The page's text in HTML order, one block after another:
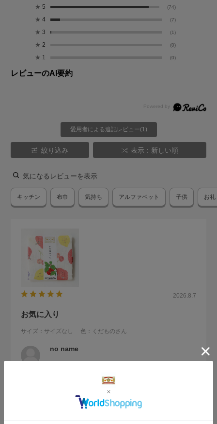
★ 5 (74)
★ 4 (7)
★ 3 (1)
★ 2 (0)
★ 1 (0)
レビューのAI要約
愛用者による追記レビュー(1)
絞り込み 表示：新しい順
気になるレビューを表示
キッチン 布巾 気持ち アルファベット 子供 お礼
2026.8.7
お気に入り
サイズ：サイズなし 色：くだものさん
no name
違う柄のものを以前から使っていますが、
使うほどに柔らかくなりよく水を吸います。お気に入りの柄